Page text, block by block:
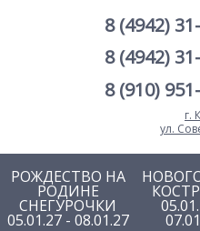
8 (4942)
8 (4942)
8 (910)
г.
ул.
РОЖДЕСТВО НА
РОДИНЕ
СНЕГУРОЧКИ
05.01.27 - 08.01.27